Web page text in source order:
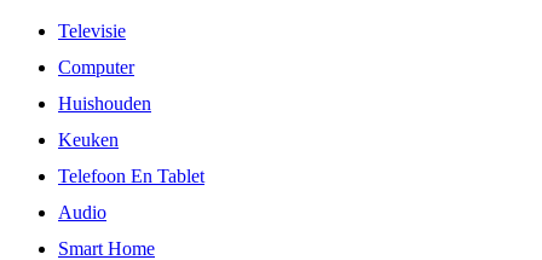
Televisie
Computer
Huishouden
Keuken
Telefoon En Tablet
Audio
Smart Home